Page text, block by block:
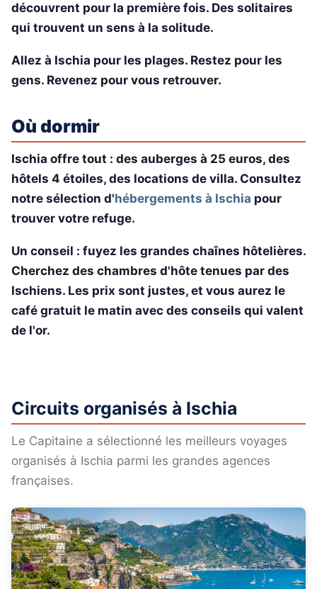
découvrent pour la première fois. Des solitaires
qui trouvent un sens à la solitude.
Allez à Ischia pour les plages. Restez pour les
gens. Revenez pour vous retrouver.
Où dormir
Ischia offre tout : des auberges à 25 euros, des
hôtels 4 étoiles, des locations de villa. Consultez
notre sélection d'hébergements à Ischia pour
trouver votre refuge.
Un conseil : fuyez les grandes chaînes hôtelières.
Cherchez des chambres d'hôte tenues par des
Ischiens. Les prix sont justes, et vous aurez le
café gratuit le matin avec des conseils qui valent
de l'or.
Circuits organisés à Ischia
Le Capitaine a sélectionné les meilleurs voyages
organisés à Ischia parmi les grandes agences
françaises.